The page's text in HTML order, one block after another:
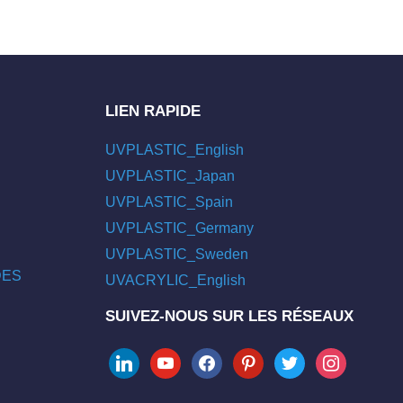
LIEN RAPIDE
UVPLASTIC_English
UVPLASTIC_Japan
UVPLASTIC_Spain
UVPLASTIC_Germany
UVPLASTIC_Sweden
UVACRYLIC_English
SUIVEZ-NOUS SUR LES RÉSEAUX
linkedinyoutubefacebookpinteresttwitter instagram